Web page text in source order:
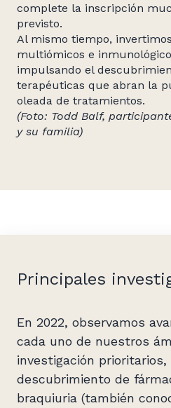
complete la inscripción
previsto.
Al mismo tiempo,
multiómicos e
impulsando el
terapéuticas que abran la
oleada de tratamientos.
(Foto: Todd Balf,
y su familia)
Principales
En 2022, observamos
cada uno de nuestros
investigación prioritarios,
descubrimiento de
braquiuria (también